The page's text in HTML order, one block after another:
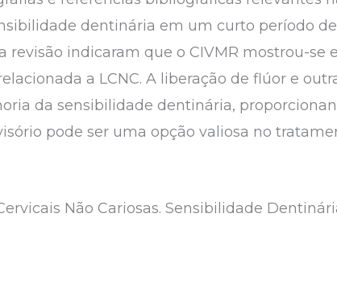
dentinária em um curto período
revisão indicaram que o CIVMR mostrou-se
a LCNC. A liberação de flúor e
da sensibilidade dentinária,
pode ser uma opção valiosa no
Não Cariosas. Sensibilidade